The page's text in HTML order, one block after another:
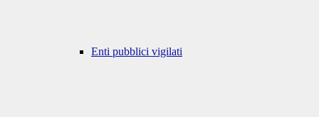
Enti pubblici vigilati